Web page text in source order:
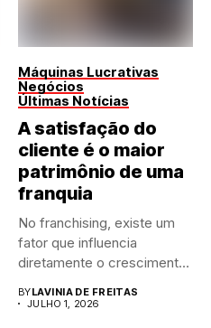
Máquinas Lucrativas
Negócios
Últimas Notícias
A satisfação do
cliente é o maior
patrimônio de uma
franquia
No franchising, existe um
fator que influencia
diretamente o crescimento
BYLAVINIA DE FREITAS
JULHO 1, 2026